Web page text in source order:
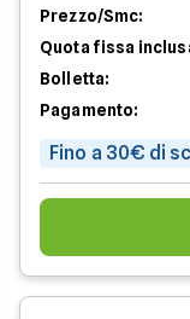
Prezzo/Smc:
Quota fissa
Bolletta:
Pagamento:
Fino a 30€ di